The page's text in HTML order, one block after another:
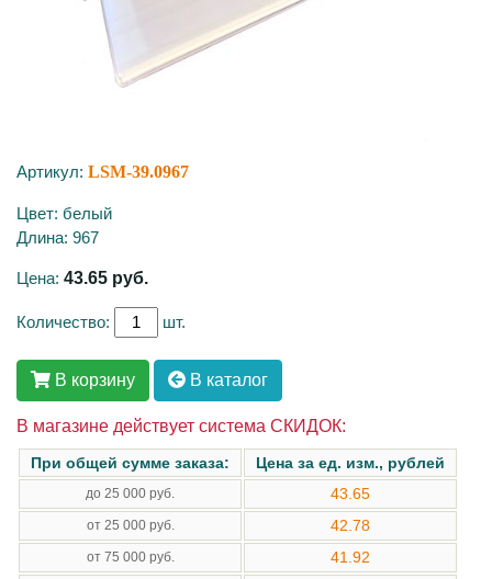
Артикул: LSM-39.0967
Цвет: белый
Длина: 967
Цена: 43.65 руб.
Количество: шт.
В корзину В каталог
В магазине действует система СКИДОК:
При общей сумме заказа: Цена за ед. изм., рублей
до 25 000 руб. 43.65
от 25 000 руб. 42.78
от 75 000 руб. 41.92